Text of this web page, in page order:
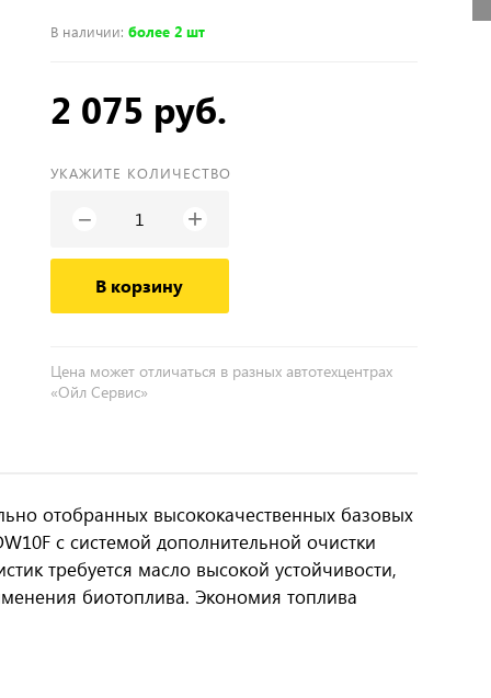
В наличии: более 2 шт
2 075 руб.
УКАЖИТЕ КОЛИЧЕСТВО
− +
В корзину
Цена может отличаться в разных автотехцентрах
«Ойл Сервис»
отобранных высококачественных базовых
с системой дополнительной очистки
требуется масло высокой устойчивости,
биотоплива. Экономия топлива